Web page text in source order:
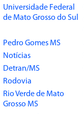
Universidade Federal
de Mato Grosso do Sul
Pedro Gomes MS
Notícias
Detran/MS
Rodovia
Rio Verde de Mato
Grosso MS